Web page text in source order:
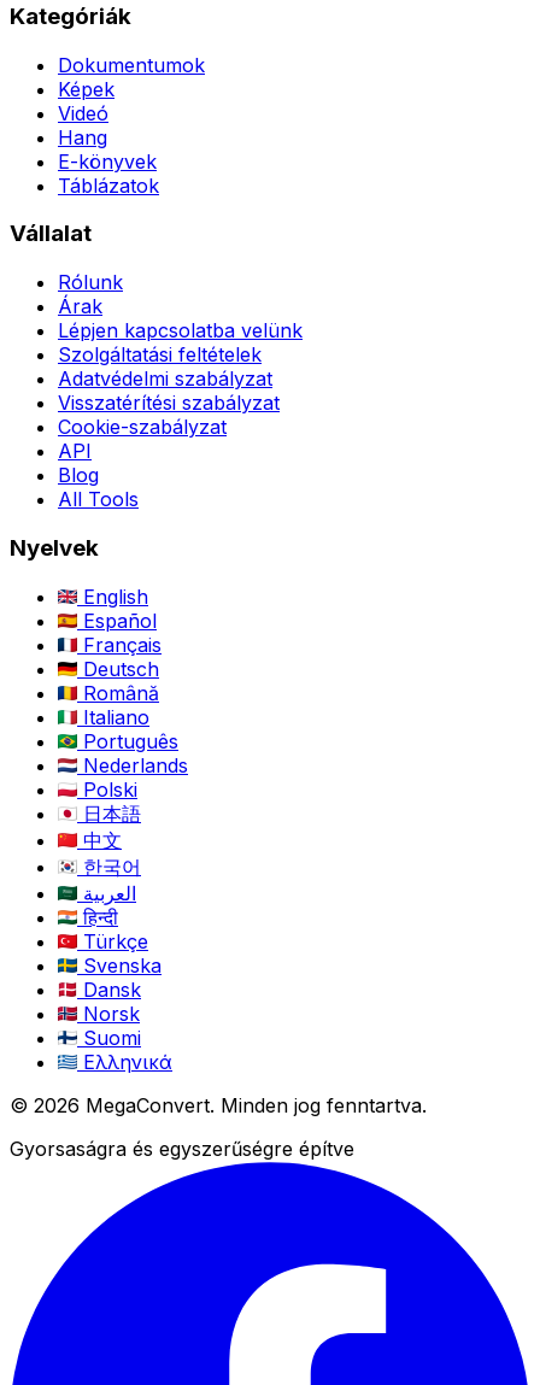
Kategóriák
Dokumentumok
Képek
Videó
Hang
E-könyvek
Táblázatok
Vállalat
Rólunk
Árak
Lépjen kapcsolatba velünk
Szolgáltatási feltételek
Adatvédelmi szabályzat
Visszatérítési szabályzat
Cookie-szabályzat
API
Blog
All Tools
Nyelvek
English
Español
Français
Deutsch
Română
Italiano
Português
Nederlands
Polski
日本語
中文
한국어
العربية
हिन्दी
Türkçe
Svenska
Dansk
Norsk
Suomi
Ελληνικά
© 2026 MegaConvert. Minden jog fenntartva.
Gyorsaságra és egyszerűségre építve